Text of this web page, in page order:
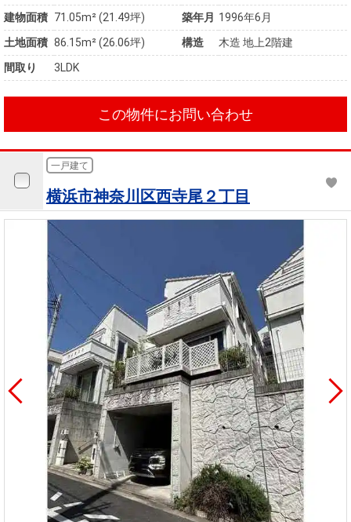
建物面積 71.05m² (21.49坪) 築年月
1996年6月
土地面積 86.15m² (26.06坪) 構造
木造 地上2階建
間取り
3LDK
この物件にお問い合わせ
一戸建て
横浜市神奈川区西寺尾２丁目